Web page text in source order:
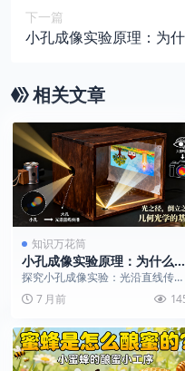
下一篇
小孔成像实验原理：为
相关文章
知识万花筒
小孔成像实验原理：为什么能
倒着看世界？
探究小孔成像实验：光沿直线传播
如何形成倒立实像，揭开最古老的
光学实验科学原理。
7 月前